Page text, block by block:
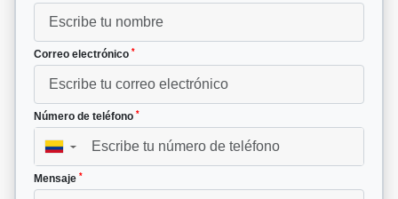
Correo electrónico *
Número de teléfono *
▼
Mensaje *